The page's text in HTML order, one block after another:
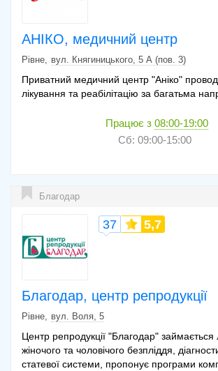
АНІКО, медичний центр
Рівне вул. Княгиницького, 5 А (пов. 3)
Приватний медичний центр "Аніко"
лікування та реабілітацію за багатьма
Працює з 08:00-19:00
Сб: 09:00-15:00
Благодар
Благодар, центр репродукції
37 5,7
Рівне вул. Воля, 5
Центр репродукції "Благодар" займається
жіночого та чоловічого безпліддя,
статевої системи, пропонує програми